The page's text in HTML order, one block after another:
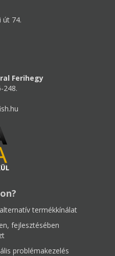
út 74.
Ferihegy
248.
termékkínálat
fejlesztésében
problémakezelés